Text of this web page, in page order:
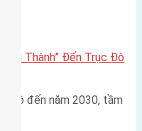
Thành” Đến Trục Đô
đô đến năm 2030, tầm